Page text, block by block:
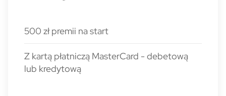
500 zł premii na start
Z kartą płatniczą MasterCard - debetową
lub kredytową